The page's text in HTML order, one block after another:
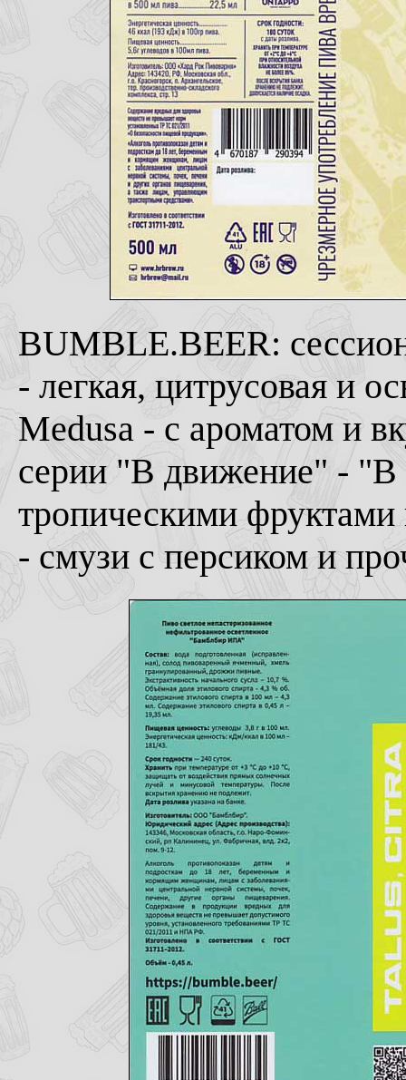
BUMBLE.BEER:
- легкая, цитрусовая и
Medusa - с ароматом и
серии "В движение" - "В
тропическими
- смузи с персиком и